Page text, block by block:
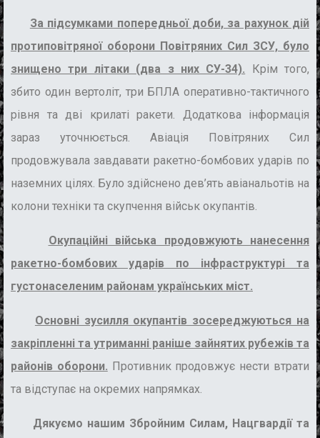
За підсумками попередньої доби, за рахунок дій
протиповітряної оборони Повітряних Сил ЗСУ, було
знищено три літаки (два з них СУ-34). Крім того,
збито один вертоліт, три БПЛА оперативно-тактичного
рівня та дві крилаті ракети. Додаткова інформація
зараз уточнюється. Авіація Повітряних Сил
продовжувала завдавати ракетно-бомбових ударів по
наземних цілях. Було здійснено дев’ять авіанальотів на
колони техніки та скупчення військ окупантів.
Окупаційні війська продовжують нанесення
ракетно-бомбових ударів по інфраструктурі та
густонаселеним районам українських міст.
Основні зусилля окупантів зосереджуються на
закріпленні та утриманні раніше зайнятих рубежів та
районів оборони. Противник продовжує нести втрати
та відступає на окремих напрямках.
Дякуємо нашим Збройним Силам, Нацгвардії та